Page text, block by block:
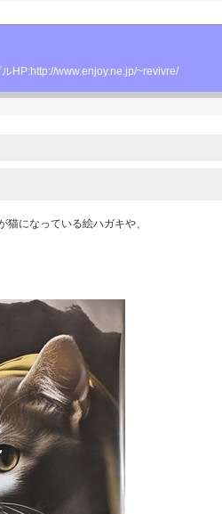
HP:http://www.enjoy.ne.jp/~revivre/
になっている絵ハガキや、